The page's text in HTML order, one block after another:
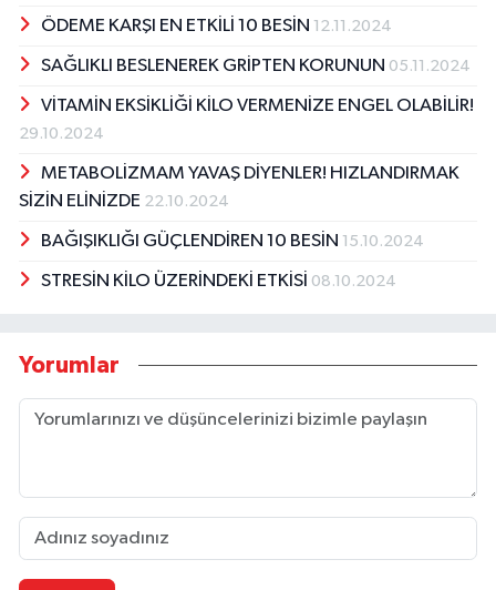
ÖDEME KARŞI EN ETKİLİ 10 BESİN 12.11.2024
SAĞLIKLI BESLENEREK GRİPTEN KORUNUN 05.11.2024
VİTAMİN EKSİKLİĞİ KİLO VERMENİZE ENGEL OLABİLİR!
29.10.2024
METABOLİZMAM YAVAŞ DİYENLER! HIZLANDIRMAK
SİZİN ELİNİZDE 22.10.2024
BAĞIŞIKLIĞI GÜÇLENDİREN 10 BESİN 15.10.2024
STRESİN KİLO ÜZERİNDEKİ ETKİSİ 08.10.2024
Yorumlar